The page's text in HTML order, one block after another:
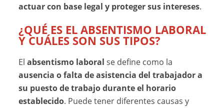
actuar con base legal y proteger sus intereses.
¿QUÉ ES EL ABSENTISMO LABORAL
Y CUÁLES SON SUS TIPOS?
Elabsentismo laboral se define como la
ausencia o falta de asistencia del trabajador a
su puesto de trabajo durante el horario
establecido. Puede tener diferentes causas y